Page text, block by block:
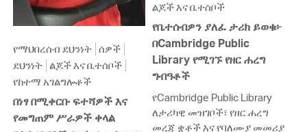
የማህበረሰብ ደህንነት ሰዎች
ደህንነት ልጆች እና ቤተሰቦች
የከተማ አገልግሎቶች
በነፃ በሚቀርቡ ፍተሻዎች እና
የመግጠም ሥራዎች ቀላል
ልጆች እና ቤተሰቦች
የቤተሰብዎን ያለፈ ታሪክ ይወቁ፦
በCambridge Public
Library የሚገኙ የዘር ሐረግ
ግብዓቶች
የCambridge Public Library
ለታሪካዊ መዝገቦች፣ የዘር ሐረግ
መረጃ ቋቶች እና የባለሙያ መመሪያ